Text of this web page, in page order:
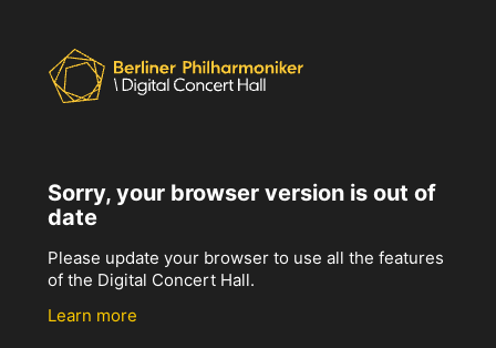
Sorry, your browser version is out of
date
Please update your browser to use all the features
of the Digital Concert Hall.
Learn more